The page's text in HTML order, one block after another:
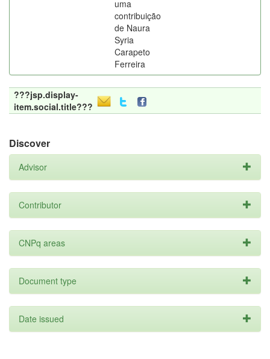
uma
contribuição
de Naura
Syria
Carapeto
Ferreira
???jsp.display-
item.social.title???
Discover
Advisor
Contributor
CNPq areas
Document type
Date issued